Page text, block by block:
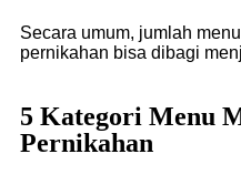
Secara umum, jumlah
pernikahan bisa dibagi
5 Kategori Menu
Pernikahan